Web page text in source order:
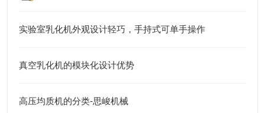
实验室乳化机外观设计轻巧，手持式可单手操作
真空乳化机的模块化设计优势
高压均质机的分类-思峻机械